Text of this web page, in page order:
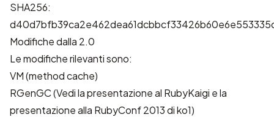
SHA256:
Modifiche dalla 2.0
Le modifiche rilevanti sono:
VM (method cache)
RGenGC (Vedila presentazione al RubyKaigi ela
presentazione alla RubyConf 2013di ko1)